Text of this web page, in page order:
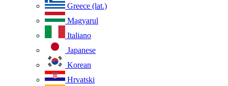
Greece (lat.)
Magyarul
Italiano
Japanese
Korean
Hrvatski